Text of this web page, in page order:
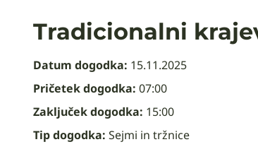
Tradicionalni
Datum dogodka: 15.11.2025
Pričetek dogodka: 07:00
Zaključek dogodka: 15:00
Tip dogodka: Sejmi in tržnice